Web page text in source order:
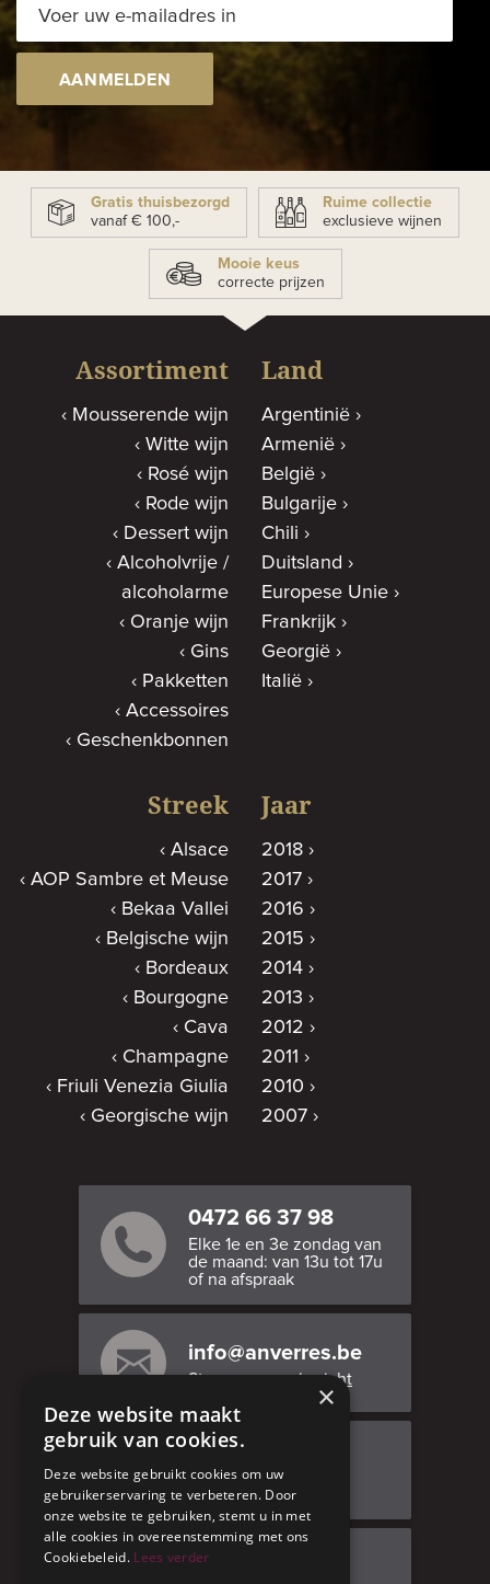
AANMELDEN
Gratis thuisbezorgd
vanaf € 100,-
Ruime collectie
exclusieve wijnen
Mooie keus
correcte prijzen
Assortiment
Mousserende wijn
Witte wijn
Rosé wijn
Rode wijn
Dessert wijn
Alcoholvrije /
alcoholarme
Oranje wijn
Gins
Pakketten
Accessoires
Geschenkbonnen
Land
Argentinië
Armenië
België
Bulgarije
Chili
Duitsland
Europese Unie
Frankrijk
Georgië
Italië
Streek
Alsace
AOP Sambre et Meuse
Bekaa Vallei
Belgische wijn
Bordeaux
Bourgogne
Cava
Champagne
Friuli Venezia Giulia
Georgische wijn
Jaar
2018
2017
2016
2015
2014
2013
2012
2011
2010
2007
0472 66 37 98
Elke 1e en 3e zondag van
de maand: van 13u tot 17u
of na afspraak
info@anverres.be
Stuur ons een bericht
Adresgegevens
Facebook
×
Deze website maakt
gebruik van cookies.
Deze website gebruikt cookies om uw
gebruikerservaring te verbeteren. Door
onze website te gebruiken, stemt u in met
alle cookies in overeenstemming met ons
Cookiebeleid. Lees verder